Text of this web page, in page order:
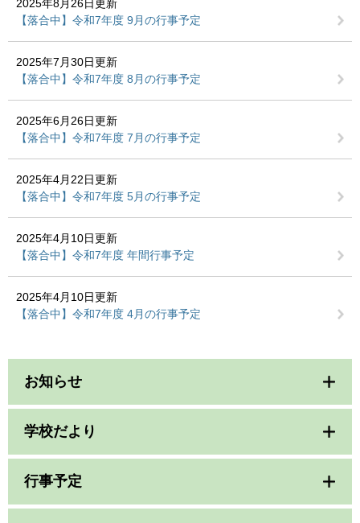
2025年8月26日更新
【落合中】令和7年度 9月の行事予定
2025年7月30日更新
【落合中】令和7年度 8月の行事予定
2025年6月26日更新
【落合中】令和7年度 7月の行事予定
2025年4月22日更新
【落合中】令和7年度 5月の行事予定
2025年4月10日更新
【落合中】令和7年度 年間行事予定
2025年4月10日更新
【落合中】令和7年度 4月の行事予定
お知らせ
学校だより
行事予定